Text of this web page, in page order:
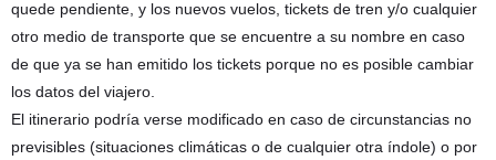
quede pendiente, y los nuevos vuelos, tickets de tren y/o cualquier
otro medio de transporte que se encuentre a su nombre en caso
de que ya se han emitido los tickets porque no es posible cambiar
los datos del viajero.
El itinerario podría verse modificado en caso de circunstancias no
previsibles (situaciones climáticas o de cualquier otra índole) o por